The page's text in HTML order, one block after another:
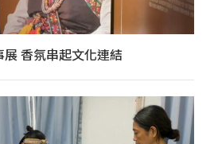
香氛串起文化連結